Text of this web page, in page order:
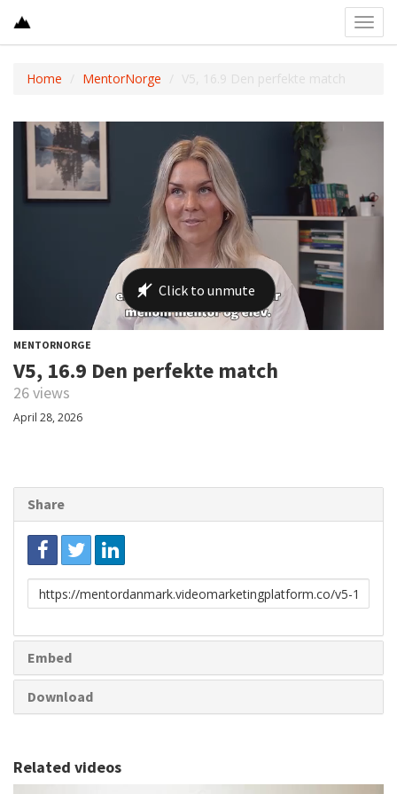
Home MentorNorge V5, 16.9 Den perfekte match
MENTORNORGE
V5, 16.9 Den perfekte match
26 views
April 28, 2026
Share
Link
to
Embed
Download
Related videos